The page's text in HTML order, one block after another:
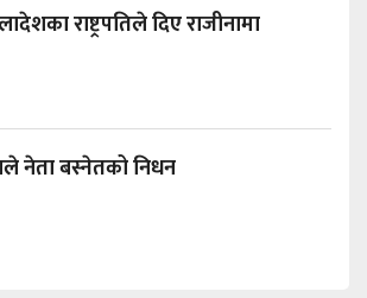
राष्ट्रपतिले दिए राजीनामा
नेता बस्नेतको निधन